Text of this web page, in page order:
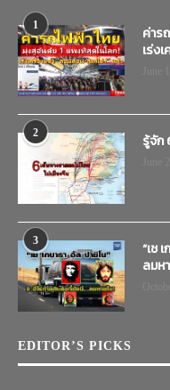
1
ค่าร
เร่ง
2 รู้จัก
3
“เช
ลมห
EDITOR’S PICKS